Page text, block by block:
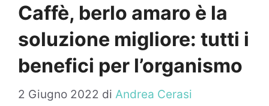
Caffè, berlo amaro è la
soluzione migliore: tutti i
benefici per l’organismo
2 Giugno 2022 di Andrea Cerasi